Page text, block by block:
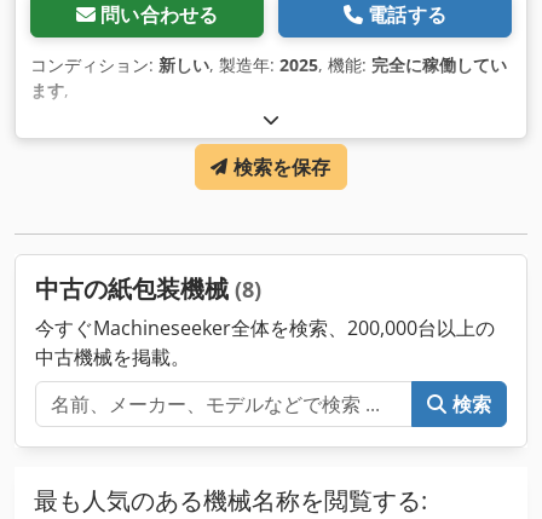
問い合わせる 電話する
コンディション: 新しい, 製造年: 2025, 機能: 完全に稼働してい
ます,
検索を保存
中古の紙包装機械 (8)
今すぐMachineseeker全体を検索、200,000台以上の
中古機械を掲載。
検索
最も人気のある機械名称を閲覧する: